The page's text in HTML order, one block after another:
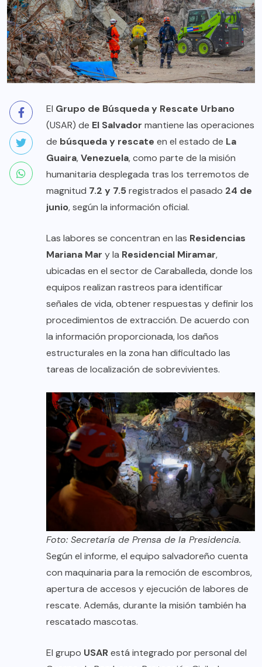
El Grupo de Búsqueda y Rescate Urbano
(USAR) de El Salvador mantiene las operaciones
de búsqueda y rescate en el estado de La
Guaira,Venezuela, como parte de la misión
humanitaria desplegada tras los terremotos de
magnitud 7.2 y 7.5registrados el pasado 24 de
junio, según la información oficial.
Las labores se concentran en las Residencias
Mariana Mar y la Residencial Miramar,
ubicadas en el sector de Caraballeda, donde los
equipos realizan rastreos para identificar
señales de vida, obtener respuestas y definir los
procedimientos de extracción. De acuerdo con
la información proporcionada, los daños
estructurales en la zona han dificultado las
tareas de localización de sobrevivientes.
Foto: Secretaría de Prensa de la Presidencia.
Según el informe, el equipo salvadoreño cuenta
con maquinaria para la remoción de escombros,
apertura de accesos y ejecución de labores de
rescate. Además, durante la misión también ha
rescatado mascotas.
El grupo USARestá integrado por personal del